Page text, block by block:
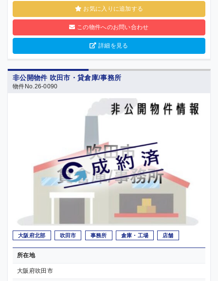
お気に入りに追加する
この物件へのお問い合わせ
詳細を見る
非公開物件 吹田市・貸倉庫/事務所
物件No.26-0090
大阪府北部 吹田市 事務所 倉庫・工場 店舗
所在地
大阪府吹田市